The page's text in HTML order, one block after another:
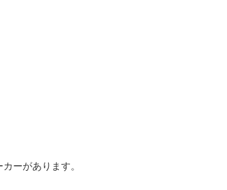
ーがあります。